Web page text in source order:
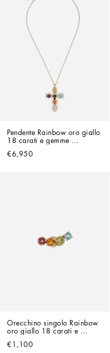
Pendente Rainbow oro giallo
18 carati e gemme
€6,950
Orecchino singolo Rainbow
oro giallo 18 carati e
€1,100